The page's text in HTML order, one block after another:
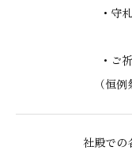
・守
・ご
（恒例
社殿での